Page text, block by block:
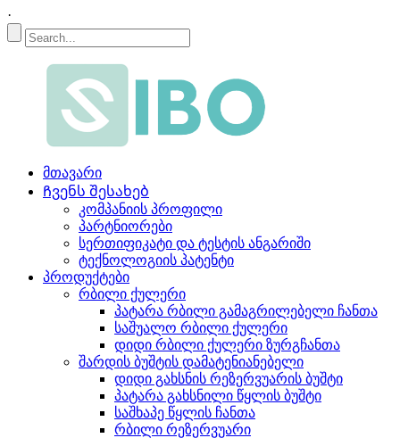
·
მთავარი
Ჩვენს შესახებ
კომპანიის პროფილი
პარტნიორები
სერთიფიკატი და ტესტის ანგარიში
ტექნოლოგიის პატენტი
პროდუქტები
რბილი ქულერი
პატარა რბილი გამაგრილებელი ჩანთა
საშუალო რბილი ქულერი
დიდი რბილი ქულერი ზურგჩანთა
შარდის ბუშტის დამატენიანებელი
დიდი გახსნის რეზერვუარის ბუშტი
პატარა გახსნილი წყლის ბუშტი
საშხაპე წყლის ჩანთა
რბილი რეზერვუარი